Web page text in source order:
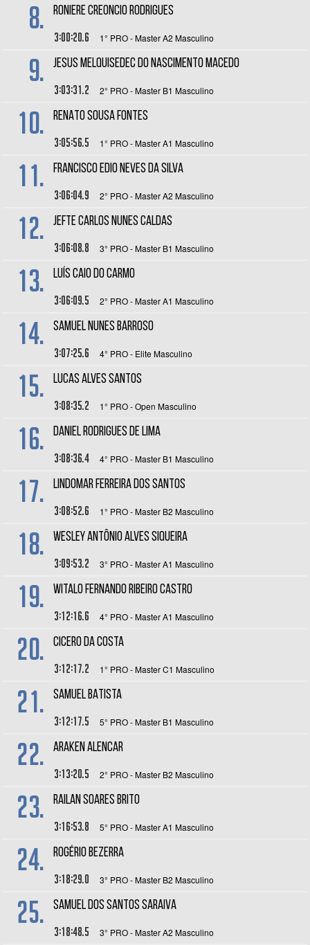
8. RONIERE CREONCIO RODRIGUES
3:00:20.6 1° PRO - Master A2 Masculino
9. JESUS MELQUISEDEC DO NASCIMENTO MACEDO
3:03:31.2 2° PRO - Master B1 Masculino
10. RENATO SOUSA FONTES
3:05:56.5 1° PRO - Master A1 Masculino
11. FRANCISCO EDIO NEVES DA SILVA
3:06:04.9 2° PRO - Master A2 Masculino
12. JEFTE CARLOS NUNES CALDAS
3:06:08.8 3° PRO - Master B1 Masculino
13. LUÍS CAIO DO CARMO
3:06:09.5 2° PRO - Master A1 Masculino
14. SAMUEL NUNES BARROSO
3:07:25.6 4° PRO - Elite Masculino
15. LUCAS ALVES SANTOS
3:08:35.2 1° PRO - Open Masculino
16. DANIEL RODRIGUES DE LIMA
3:08:36.4 4° PRO - Master B1 Masculino
17. LINDOMAR FERREIRA DOS SANTOS
3:08:52.6 1° PRO - Master B2 Masculino
18. WESLEY ANTÔNIO ALVES SIQUEIRA
3:09:53.2 3° PRO - Master A1 Masculino
19. WITALO FERNANDO RIBEIRO CASTRO
3:12:16.6 4° PRO - Master A1 Masculino
20. CICERO DA COSTA
3:12:17.2 1° PRO - Master C1 Masculino
21. SAMUEL BATISTA
3:12:17.5 5° PRO - Master B1 Masculino
22. ARAKEN ALENCAR
3:13:20.5 2° PRO - Master B2 Masculino
23. RAILAN SOARES BRITO
3:16:53.8 5° PRO - Master A1 Masculino
24. ROGÉRIO BEZERRA
3:18:29.0 3° PRO - Master B2 Masculino
25. SAMUEL DOS SANTOS SARAIVA
3:18:48.5 3° PRO - Master A2 Masculino